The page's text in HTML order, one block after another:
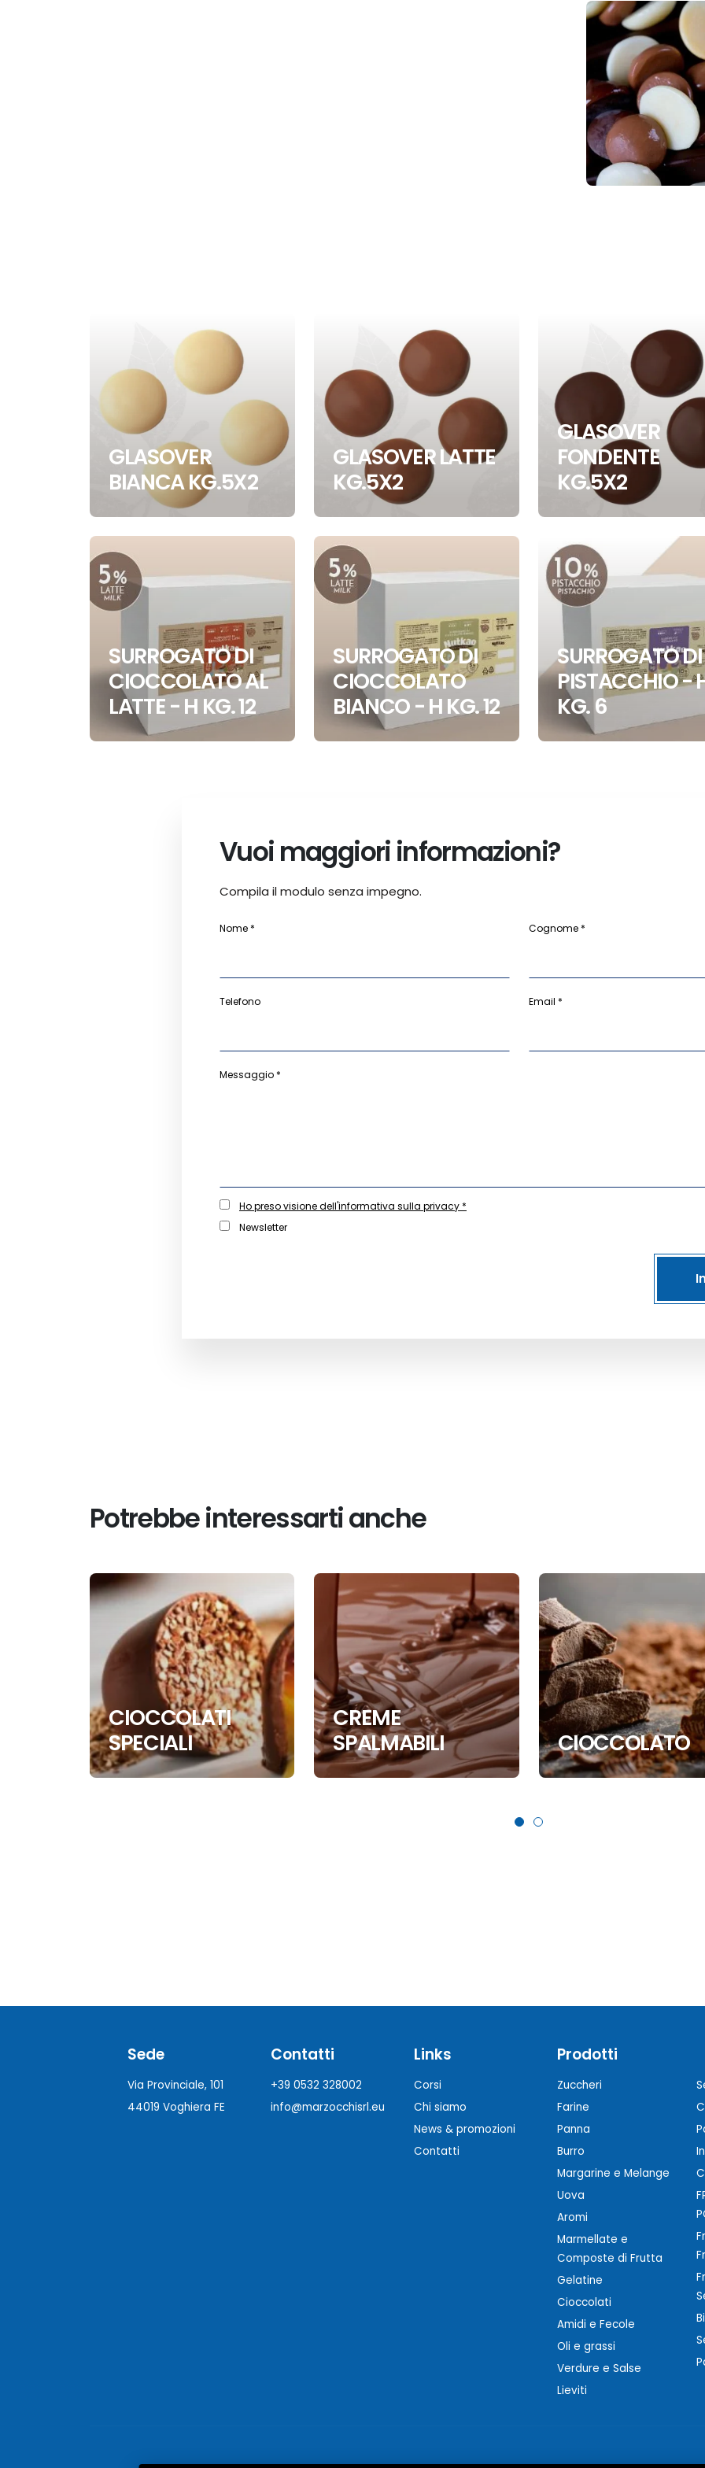
GLASOVER
BIANCA KG.5X2
GLASOVER LATTE
KG.5X2
GLASOVER
FONDENTE
KG.5X2
SURROGATO DI
CIOCCOLATO AL
LATTE - H KG. 12
SURROGATO DI
CIOCCOLATO
BIANCO - H KG. 12
SURROGATO DI
PISTACCHIO -
KG. 6
Vuoi maggiori informazioni?
Compila il modulo senza impegno.
Nome * Cognome *
Telefono Email *
Messaggio *
Ho preso visione dell'informativa sulla privacy *
Newsletter
Potrebbe interessarti anche
CIOCCOLATI
SPECIALI
CREME
SPALMABILI
CIOCCOLATO
Sede
Via Provinciale, 101
44019 Voghiera FE
Contatti
+39 0532 328002
info@marzocchisrl.eu
Links
Corsi
Chi siamo
News & promozioni
Contatti
Prodotti
Zuccheri
Farine
Panna
Burro
Margarine e Melange
Uova
Aromi
Marmellate e
Composte di Frutta
Gelatine
Cioccolati
Amidi e Fecole
Oli e grassi
Verdure e Salse
Lieviti